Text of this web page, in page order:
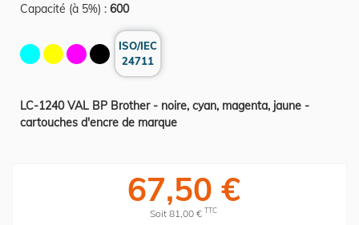
Capacité (à 5%) : 600
ISO/IEC
24711
LC-1240 VAL BP Brother - noire, cyan, magenta, jaune -
cartouches d'encre de marque
67,50 €
Soit 81,00 € TTC